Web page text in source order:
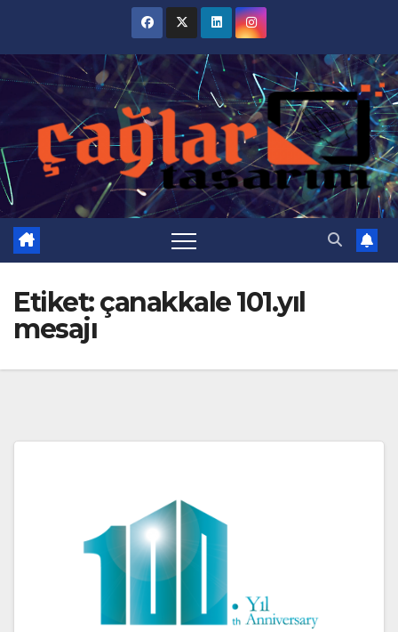
content
Etiket:çanakkale 101.yıl
mesajı